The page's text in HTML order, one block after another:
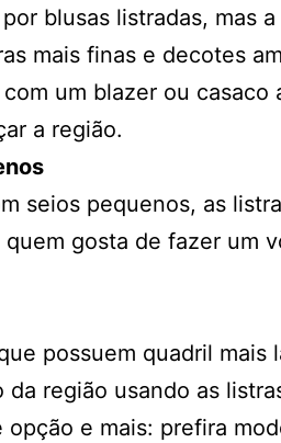
blusas listradas, mas
mais finas e decotes
um blazer ou casaco
a região.
seios pequenos, as
gosta de fazer um
possuem quadril mais
da região usando as
opção e mais: prefira